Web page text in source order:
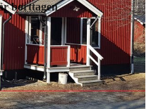
borttagen